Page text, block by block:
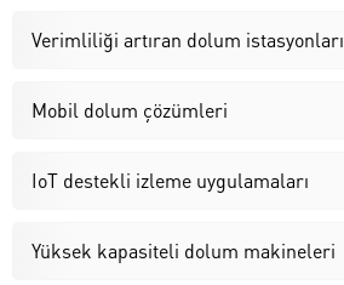
Verimliliği artıran dolum istasyonları
Mobil dolum çözümleri
IoT destekli izleme uygulamaları
Yüksek kapasiteli dolum makineleri